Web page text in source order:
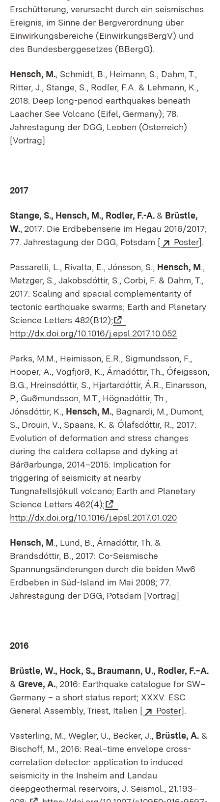
Erschütterung, verursacht durch ein seismisches
Ereignis, im Sinne der Bergverordnung über
Einwirkungsbereiche (EinwirkungsBergV) und
des Bundesberggesetzes (BBergG).
Hensch, M., Schmidt, B., Heimann, S., Dahm, T.,
Ritter, J., Stange, S., Rodler, F.A. & Lehmann, K.,
2018: Deep long-period earthquakes beneath
Laacher See Volcano (Eifel, Germany); 78.
Jahrestagung der DGG, Leoben (Österreich)
[Vortrag]
2017
Stange, S., Hensch, M., Rodler, F.-A. & Brüstle,
W., 2017: Die Erdbebenserie im Hegau 2016/2017;
77. Jahrestagung der DGG, Potsdam [
Poster].
Passarelli, L., Rivalta, E., Jónsson, S., Hensch, M.,
Metzger, S., Jakobsdóttir, S., Corbi, F. & Dahm, T.,
2017: Scaling and spacial complementarity of
tectonic earthquake swarms; Earth and Planetary
Science Letters 482(B12);
http://dx.doi.org/10.1016/j.epsl.2017.10.052
Parks, M.M., Heimisson, E.R., Sigmundsson, F.,
Hooper, A., Vogfjörð, K., Árnadóttir, Th., Ófeigsson,
B.G., Hreinsdóttir, S., Hjartardóttir, Á.R., Einarsson,
P., Guðmundsson, M.T., Högnadóttir, Th.,
Jónsdóttir, K., Hensch, M., Bagnardi, M., Dumont,
S., Drouin, V., Spaans, K. & Ólafsdóttir, R., 2017:
Evolution of deformation and stress changes
during the caldera collapse and dyking at
Bárðarbunga, 2014–2015: Implication for
triggering of seismicity at nearby
Tungnafellsjökull volcano; Earth and Planetary
Science Letters 462(4);
http://dx.doi.org/10.1016/j.epsl.2017.01.020
Hensch, M., Lund, B., Árnadóttir, Th. &
Brandsdóttir, B., 2017: Co-Seismische
Spannungsänderungen durch die beiden Mw6
Erdbeben in Süd-Island im Mai 2008; 77.
Jahrestagung der DGG, Potsdam [Vortrag]
2016
Brüstle, W., Hock, S., Braumann, U., Rodler, F.–A.
& Greve, A., 2016: Earthquake catalogue for SW–
Germany – a short status report; XXXV. ESC
General Assembly, Triest, Italien [
Poster].
Vasterling, M., Wegler, U., Becker, J., Brüstle, A. &
Bischoff, M., 2016: Real–time envelope cross-
correlation detector: application to induced
seismicity in the Insheim and Landau
deepgeothermal reservoirs; J. Seismol., 21:193–